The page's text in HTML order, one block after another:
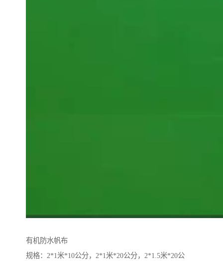
有机防水帆布
规格：2*1米*10公分，2*1米*20公分，2*1.5米*20公